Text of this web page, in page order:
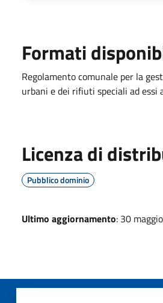
Formati
Regolamento comunale per la
urbani e dei rifiuti speciali ad essi
Licenza di
Pubblico dominio
Ultimo aggiornamento: 30